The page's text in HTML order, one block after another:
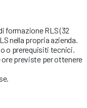
formazione RLS (32
nella propria azienda.
o prerequisiti tecnici.
ore previste per ottenere